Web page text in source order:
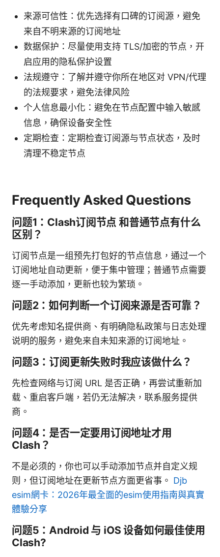
来源可信性：优先选择有口碑的订阅源，避免
来自不明来源的订阅地址
数据保护：尽量使用支持 TLS/加密的节点，开
启应用的隐私保护设置
法规遵守：了解并遵守你所在地区对 VPN/代理
的法规要求，避免法律风险
个人信息最小化：避免在节点配置中输入敏感
信息，确保设备安全性
定期检查：定期检查订阅源与节点状态，及时
清理不稳定节点
Frequently Asked Questions
问题1：Clash订阅节点 和普通节点有什么
区别？
订阅节点是一组预先打包好的节点信息，通过一个
订阅地址自动更新，便于集中管理；普通节点需要
逐一手动添加，更新也较为繁琐。
问题2：如何判断一个订阅来源是否可靠？
优先考虑知名提供商、有明确隐私政策与日志处理
说明的服务，避免来自未知来源的订阅地址。
问题3：订阅更新失败时我应该做什么？
先检查网络与订阅 URL 是否正确，再尝试重新加
载、重启客户端，若仍无法解决，联系服务提供
商。
问题4：是否一定要用订阅地址才用
Clash？
不是必须的，你也可以手动添加节点并自定义规
则，但订阅地址在更新节点方面更省事。 Djb
esim網卡：2026年最全面的esim使用指南與真實
體驗分享
问题5：Android 与 iOS 设备如何最佳使用
Clash?